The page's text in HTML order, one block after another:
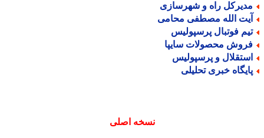
راه و شهرسازی
الله مصطفی محامی
فوتبال پرسپولیس
محصولات سایپا
و پرسپولیس
خبری تحلیلی
نسخه اصلی